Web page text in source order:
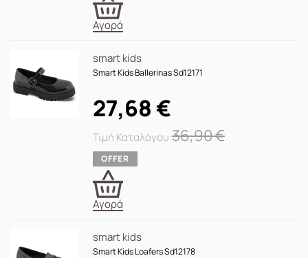
Αγορά
smart kids
Smart Kids Ballerinas Sd12171
36,90€
27,68 €
Αγορά
smart kids
Smart Kids Loafers Sd12178